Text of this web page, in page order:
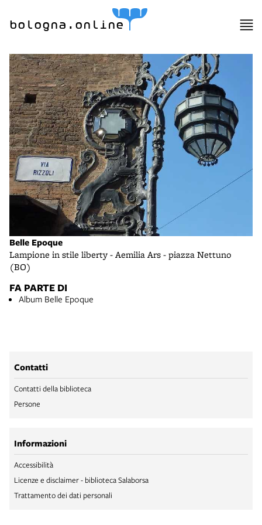
bologna.online
Belle Epoque
Lampione in stile liberty - Aemilia Ars - piazza Nettuno
(BO)
FA PARTE DI
Album Belle Epoque
Contatti
Contatti della biblioteca
Persone
Informazioni
Accessibilità
Licenze e disclaimer - biblioteca Salaborsa
Trattamento dei dati personali